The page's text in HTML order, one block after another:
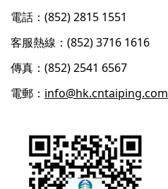
電話：(852) 2815 1551
客服熱線：(852) 3716 1616
傳真：(852) 2541 6567
電郵： info@hk.cntaiping.com